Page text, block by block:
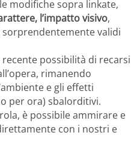
modifiche sopra linkate,
l’impatto visivo,
validi
recente possibilità di recarsi
rimanendo
e gli effetti
per ora) sbalorditivi.
è possibile ammirare e
con i nostri e